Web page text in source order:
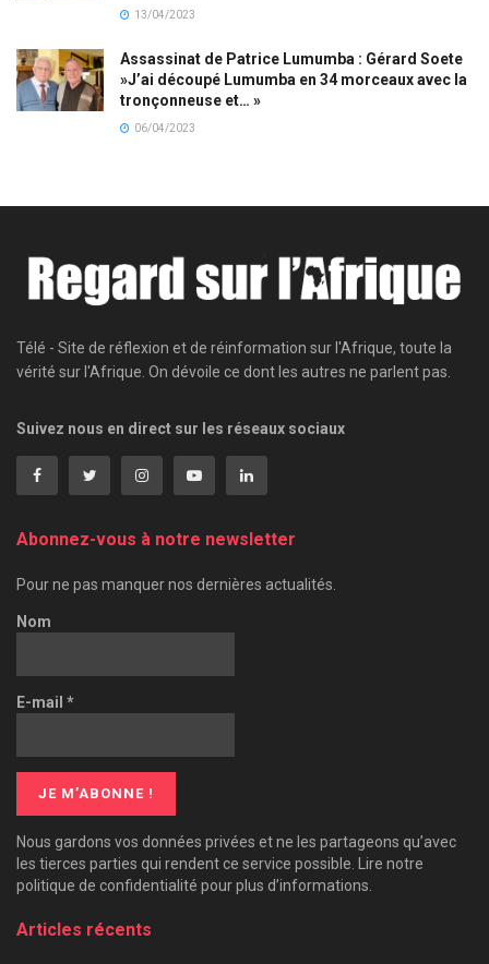
13/04/2023
Assassinat de Patrice Lumumba : Gérard Soete
»J’ai découpé Lumumba en 34 morceaux avec la
tronçonneuse et… »
06/04/2023
Télé - Site de réflexion et de réinformation sur l'Afrique, toute la
vérité sur l'Afrique. On dévoile ce dont les autres ne parlent pas.
Suivez nous en direct sur les réseaux sociaux
Abonnez-vous à notre newsletter
Pour ne pas manquer nos dernières actualités.
Nom
E-mail *
Nous gardons vos données privées et ne les partageons qu’avec
les tierces parties qui rendent ce service possible. Lire notre
politique de confidentialité pour plus d’informations.
Articles récents